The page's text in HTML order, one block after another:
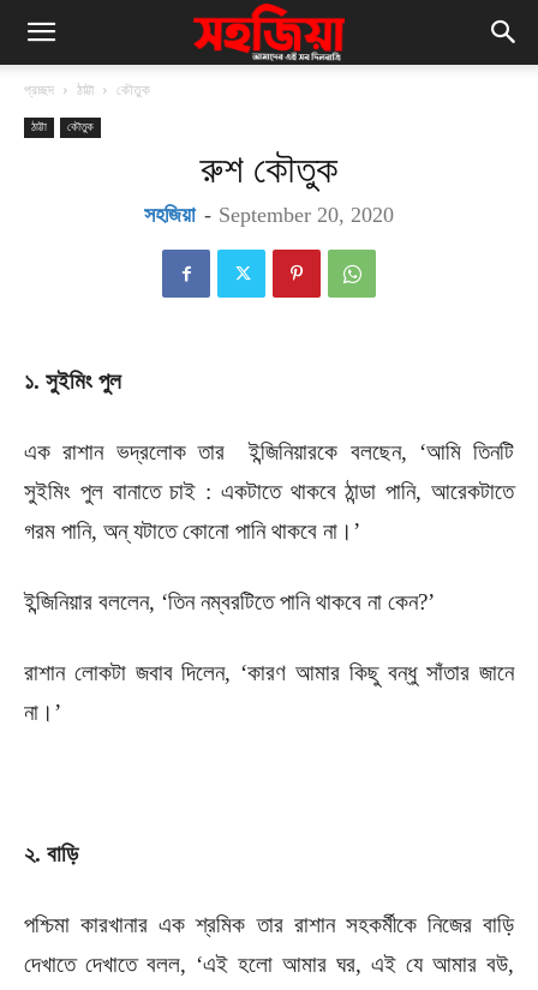
প্রচ্ছদ ঠাট্টা কৌতুক
ঠাট্টা কৌতুক
রুশ কৌতুক
সহজিয়া - September 20, 2020
১. সুইমিং পুল
এক রাশান ভদ্রলোক তার ইন্জিনিয়ারকে বলছেন, ‘আমি তিনটি
সুইমিং পুল বানাতে চাই : একটাতে থাকবে ঠান্ডা পানি, আরেকটাতে
গরম পানি, অন্ যটাতে কোনো পানি থাকবে না।’
ইন্জিনিয়ার বললেন, ‘তিন নম্বরটিতে পানি থাকবে না কেন?’
রাশান লোকটা জবাব দিলেন, ‘কারণ আমার কিছু বন্ধু সাঁতার জানে
না।’
২. বাড়ি
পশ্চিমা কারখানার এক শ্রমিক তার রাশান সহকর্মীকে নিজের বাড়ি
দেখাতে দেখাতে বলল, ‘এই হলো আমার ঘর, এই যে আমার বউ,